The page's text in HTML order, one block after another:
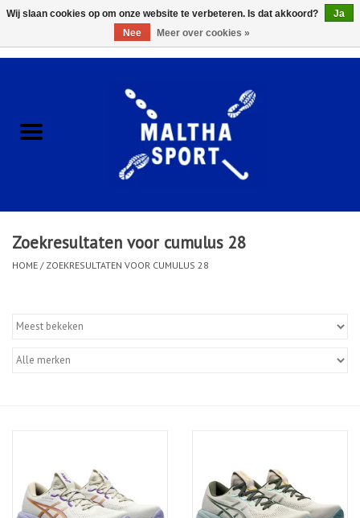
ACCESSOIRES/HARDWARE
KLEDING
Zoekresultaten voor cumulus 28
HOME / ZOEKRESULTATEN VOOR CUMULUS 28
Wij slaan cookies op om onze website te verbeteren. Is dat akkoord?
Ja
Nee
Meer over cookies »